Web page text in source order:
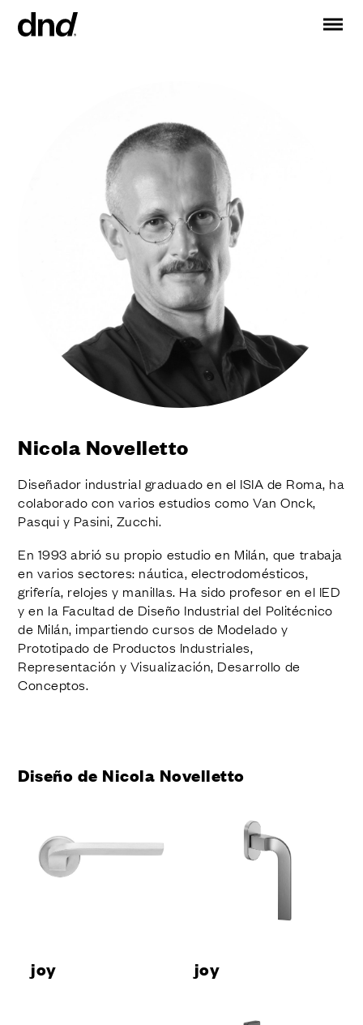
PRODUCTOS
Todos los productos
Manijas para puertas
Manijas para ventanas
Tiradores para puertas y portones
Manija personalizadas
Pomos para puertas
Pomos y accesorios para muebles
Manijas para puertas correderas
Manillas para puertas correderas elevadoras
ACABADOS
SISTEMAS
CONTACTOS
Nicola Novelletto
Diseñador industrial graduado en el ISIA de Roma, ha
colaborado con varios estudios como Van Onck,
Pasqui y Pasini, Zucchi.
En 1993 abrió su propio estudio en Milán, que trabaja
en varios sectores: náutica, electrodomésticos,
grifería, relojes y manillas. Ha sido profesor en el IED
y en la Facultad de Diseño Industrial del Politécnico
de Milán, impartiendo cursos de Modelado y
Prototipado de Productos Industriales,
Representación y Visualización, Desarrollo de
Conceptos.
Diseño de Nicola Novelletto
joy joy